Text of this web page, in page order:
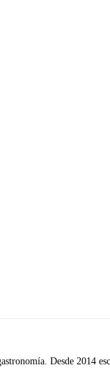
Desde 2014